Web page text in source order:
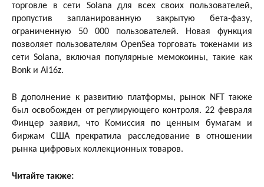
торговле в сети Solana для всех своих пользователей,
пропустив запланированную закрытую бета-фазу,
ограниченную 50 000 пользователей. Новая функция
позволяет пользователям OpenSea торговать токенами из
сети Solana, включая популярные мемокоины, такие как
Bonk и Ai16z.
В дополнение к развитию платформы, рынок NFT также
был освобожден от регулирующего контроля. 22 февраля
Финцер заявил, что Комиссия по ценным бумагам и
биржам США прекратила расследование в отношении
рынка цифровых коллекционных товаров.
Читайте также: